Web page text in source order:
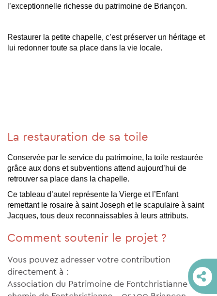
l’exceptionnelle richesse du patrimoine de Briançon.
Restaurer la petite chapelle, c’est préserver un héritage et
lui redonner toute sa place dans la vie locale.
La restauration de sa toile
Conservée par le service du patrimoine, la toile restaurée
grâce aux dons et subventions attend aujourd’hui de
retrouver sa place dans la chapelle.
Ce tableau d’autel représente la Vierge et l’Enfant
remettant le rosaire à saint Joseph et le scapulaire à saint
Jacques, tous deux reconnaissables à leurs attributs.
Comment soutenir le projet ?
Vous pouvez adresser votre contribution
directement à :
Association du Patrimoine de Fontchristianne - 45,